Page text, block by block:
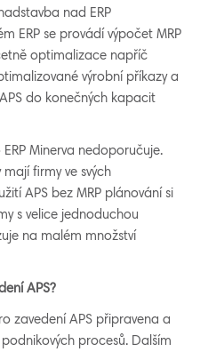
nad ERP
ERP se provádí výpočet MRP
optimalizace napříč
výrobní příkazy a
do konečných kapacit
Minerva nedoporučuje.
firmy ve svých
APS bez MRP plánování si
s velice jednoduchou
na malém množství
APS?
zavedení APS připravena a
procesů. Dalším